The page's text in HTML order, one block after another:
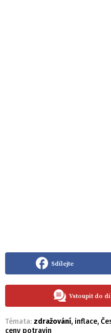
Sdílejte
Vstoupit do
Témata: zdražování, inflace,
ceny potravin